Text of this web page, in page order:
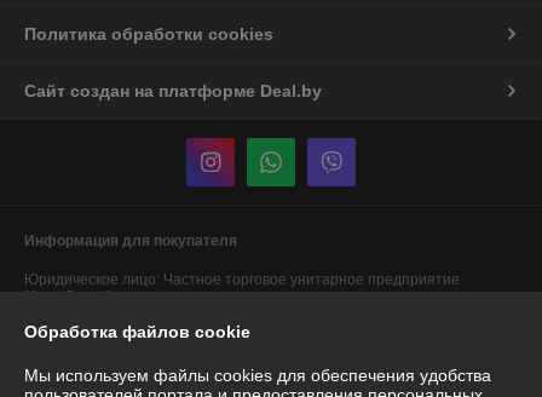
Политика обработки cookies
Сайт создан на платформе Deal.by
Информация для покупателя
Юридическое лицо: Частное торговое унитарное предприятие
"АннаДекор"
УНП: 290487319
Обработка файлов cookie
Мы используем файлы cookies для обеспечения удобства